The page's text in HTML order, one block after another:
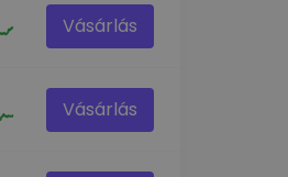
Vásárlás
Vásárlás